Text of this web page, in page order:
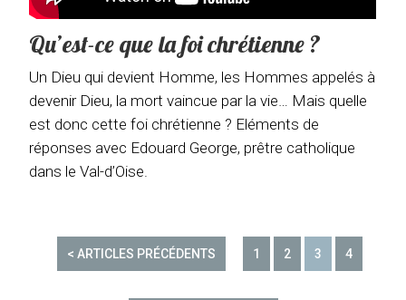
Qu’est-ce que la foi chrétienne ?
Un Dieu qui devient Homme, les Hommes appelés à
devenir Dieu, la mort vaincue par la vie… Mais quelle
est donc cette foi chrétienne ? Eléments de
réponses avec Edouard George, prêtre catholique
dans le Val-d’Oise.
< ARTICLES PRÉCÉDENTS 1 2 3 4